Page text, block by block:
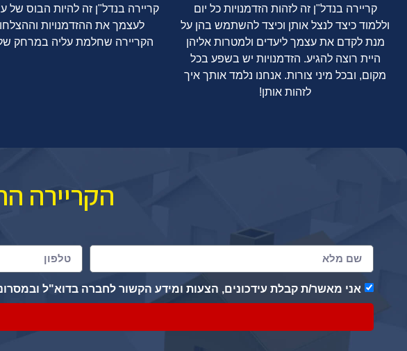
קריירה בנדל"ן זה לזהות הזדמנויות כל יום
וללמוד כיצד לנצל אותן וכיצד להשתמש בהן על
מנת לקדם את עצמך ליעדים ולמטרות אליהן
היית רוצה להגיע. הזדמנויות יש בשפע בכל
מקום, ובכל מיני צורות. אנחנו נלמד אותך איך
לזהות אותן!
קריירה בנדל"ן זה להיות הבוס של
לעצמך את ההזדמנויות
הקריירה שחלמת עליה במרחק
הקריירה
אני מאשר/ת קבלת עידכונים, הצעות ומידע הקשור לחברה בדוא"ל